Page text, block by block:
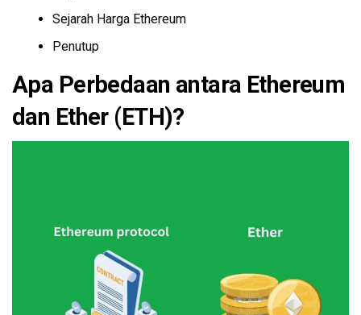
Sejarah Harga Ethereum
Penutup
Apa Perbedaan antara Ethereum
dan Ether (ETH)?